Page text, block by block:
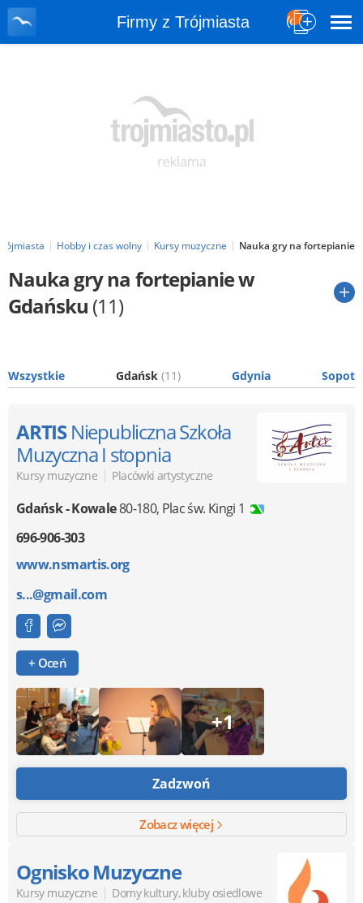
Firmy z Trójmiasta
Hobby i czas wolny Kursy muzyczne Nauka gry na fortepianie
Nauka gry na fortepianie w
Gdańsku (11)
Wszystkie Gdańsk (11) Gdynia Sopot
ARTIS Niepubliczna Szkoła
Muzyczna I stopnia
Kursy muzyczne | Placówki artystyczne
Gdańsk - Kowale80-180, Plac św. Kingi 1
696-906-303
www.nsmartis.org
s...@gmail.com
+ Oceń
+1
Zadzwoń
Zobacz więcej
Ognisko Muzyczne
Kursy muzyczne | Domy kultury, kluby osiedlowe